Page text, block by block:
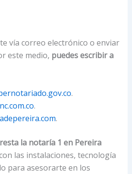
vía correo electrónico o enviar
este medio, puedes escribir a
.
.
.
la notaría 1 en Pereira
las instalaciones, tecnología
para asesorarte en los